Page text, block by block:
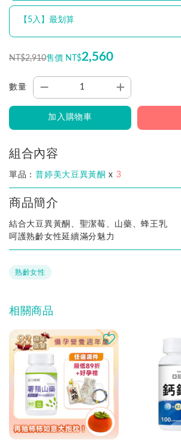
【5入】最划算
NT$2,910售價 NT$2,560
數量
加入購物車
組合內容
單品：普婷美大豆異黃酮 x 3
商品簡介
結合大豆異黃酮、聖潔莓、山藥、蜂王乳
呵護熟齡女性延續滿分魅力
熟齡女性
相關商品